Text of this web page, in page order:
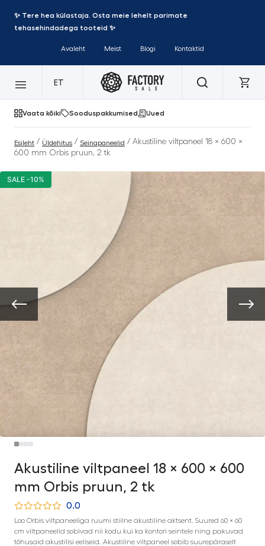
✨ Tere hea külastaja. Osta meie lehelt parimate
tehasehindadega tooteid ✨
Avaleht Meist Blogi Kontaktid
ET
Vaata kõiki Sooduspakkumised Uued
Esileht / Üldehitus / Seinapaneelid / Akustiline viltpaneel 18 × 600 ×
600 mm Orbis pruun, 2 tk
SALE -10%
Akustiline viltpaneel 18 × 600 × 600
mm Orbis pruun, 2 tk
0.0
Loo Orbis viltpaneeliga ruumi stiilne akustiline aktsent. Suured 60 × 60
cm viltpaneelid sobivad nii kodu kui ka kontori seintele ning pakuvad
tõhusaid akustilisi eeliseid. Akustiline viltpaneel sobib suurepäraselt